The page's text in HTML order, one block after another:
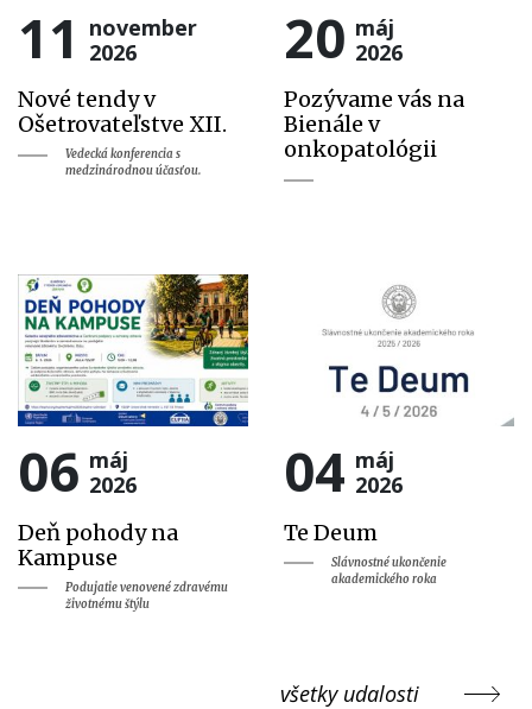
11
november
2026
Nové tendy v
Ošetrovateľstve XII.
Vedecká konferencia s
medzinárodnou účasťou.
20 máj
2026
Pozývame vás na
Bienále v
onkopatológii
06 máj
2026
Deň pohody na
Kampuse
Podujatie venovené zdravému
životnému štýlu
04 máj
2026
Te Deum
Slávnostné ukončenie
akademického roka
všetky udalosti